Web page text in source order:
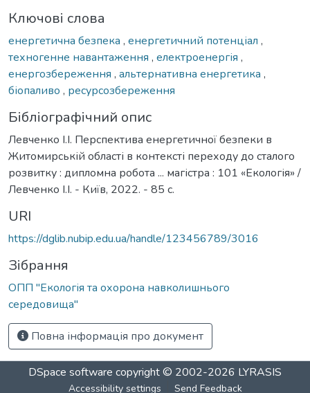
Ключові слова
енергетична безпека , енергетичний потенціал ,
техногенне навантаження , електроенергія ,
енергозбереження , альтернативна енергетика ,
біопаливо , ресурсозбереження
Бібліографічний опис
Левченко І.І. Перспектива енергетичної безпеки в
Житомирській області в контексті переходу до сталого
розвитку : дипломна робота ... магістра : 101 «Екологія» /
Левченко І.І. - Київ, 2022. - 85 с.
URI
https://dglib.nubip.edu.ua/handle/123456789/3016
Зібрання
ОПП "Екологія та охорона навколишнього
середовища"
Повна інформація про документ
DSpace software copyright © 2002-2026 LYRASIS
Accessibility settings Send Feedback